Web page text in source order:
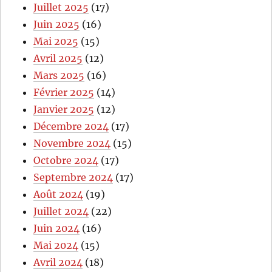
Juillet 2025 (17)
Juin 2025 (16)
Mai 2025 (15)
Avril 2025 (12)
Mars 2025 (16)
Février 2025 (14)
Janvier 2025 (12)
Décembre 2024 (17)
Novembre 2024 (15)
Octobre 2024 (17)
Septembre 2024 (17)
Août 2024 (19)
Juillet 2024 (22)
Juin 2024 (16)
Mai 2024 (15)
Avril 2024 (18)